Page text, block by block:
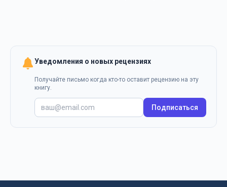
Уведомления о новых рецензиях
Получайте письмо когда кто-то оставит рецензию на эту
книгу.
Подписаться